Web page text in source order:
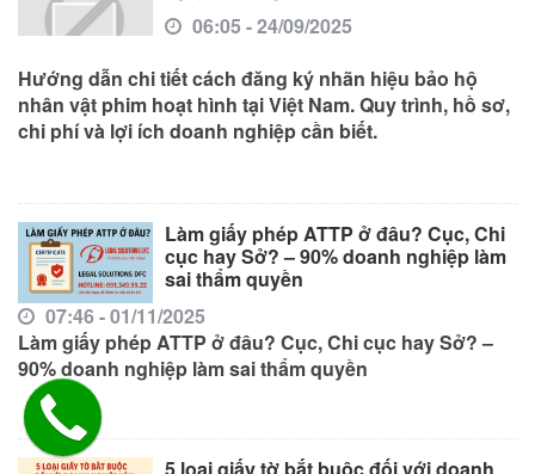
06:05 - 24/09/2025
Hướng dẫn chi tiết cách đăng ký nhãn hiệu bảo hộ
nhân vật phim hoạt hình tại Việt Nam. Quy trình, hồ sơ,
chi phí và lợi ích doanh nghiệp cần biết.
Làm giấy phép ATTP ở đâu? Cục, Chi
cục hay Sở? – 90% doanh nghiệp làm
sai thẩm quyền
07:46 - 01/11/2025
Làm giấy phép ATTP ở đâu? Cục, Chi cục hay Sở? –
90% doanh nghiệp làm sai thẩm quyền